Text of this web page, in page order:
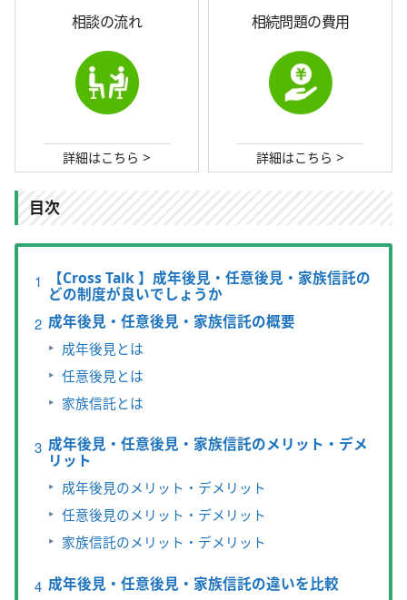
相談の流れ
詳細はこちら >
相続問題の費用
詳細はこちら >
目次
【Cross Talk 】成年後見・任意後見・家族信託の
どの制度が良いでしょうか
成年後見・任意後見・家族信託の概要
成年後見とは
任意後見とは
家族信託とは
成年後見・任意後見・家族信託のメリット・デメ
リット
成年後見のメリット・デメリット
任意後見のメリット・デメリット
家族信託のメリット・デメリット
成年後見・任意後見・家族信託の違いを比較